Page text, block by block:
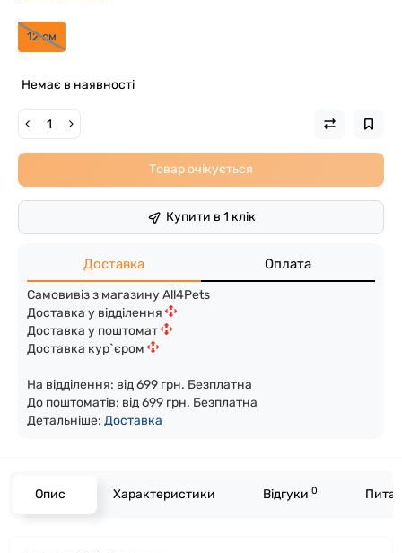
12 см
Немає в наявності
Товар очікується
Купити в 1 клік
Доставка Оплата
Самовивіз з магазину All4Pets
Доставка у відділення
Доставка у поштомат
Доставка кур`єром
На відділення: від 699 грн. Безплатна
До поштоматів: від 699 грн. Безплатна
Детальніше: Доставка
Опис Характеристики Відгуки 0